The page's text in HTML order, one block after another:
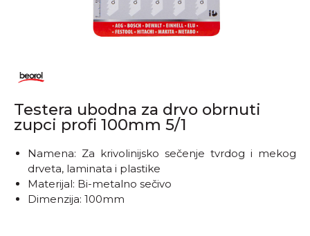
Testera ubodna za drvo obrnuti
zupci profi 100mm 5/1
Namena: Za krivolinijsko sečenje tvrdog i mekog
drveta, laminata i plastike
Materijal: Bi-metalno sečivo
Dimenzija: 100mm